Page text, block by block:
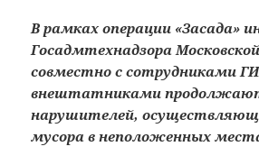
В рамках операции «Засада»
Госадмтехнадзора
совместно с сотрудниками
внештатниками
нарушителей,
мусора в неположенных